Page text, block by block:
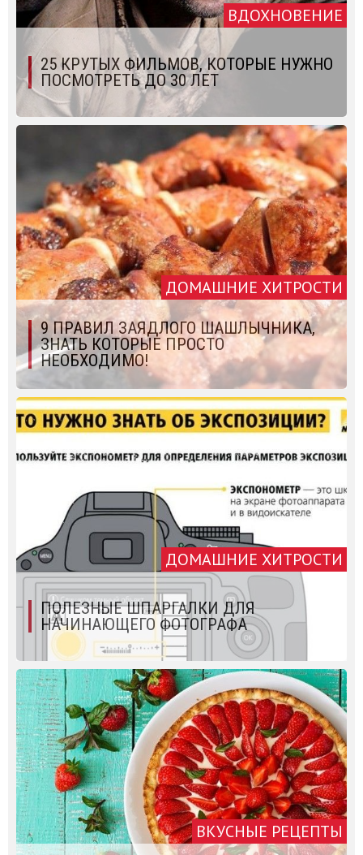
ВДОХНОВЕНИЕ
25 КРУТЫХ ФИЛЬМОВ, КОТОРЫЕ НУЖНО
ПОСМОТРЕТЬ ДО 30 ЛЕТ
ДОМАШНИЕ ХИТРОСТИ
9 ПРАВИЛ ЗАЯДЛОГО ШАШЛЫЧНИКА,
ЗНАТЬ КОТОРЫЕ ПРОСТО
НЕОБХОДИМО!
ДОМАШНИЕ ХИТРОСТИ
ПОЛЕЗНЫЕ ШПАРГАЛКИ ДЛЯ
НАЧИНАЮЩЕГО ФОТОГРАФА
ВКУСНЫЕ РЕЦЕПТЫ